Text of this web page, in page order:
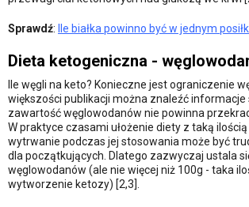
Sprawdź: Ile białka powinno być w jednym
Dieta ketogeniczna -
Ile węgli na keto? Konieczne jest ograniczenie
większości publikacji można znaleźć informacje
zawartość węglowodanów nie powinna
W praktyce czasami ułożenie diety z taką
wytrwanie podczas jej stosowania może być
dla początkujących. Dlatego zazwyczaj ustala
węglowodanów (ale nie więcej niż 100g - taka
wytworzenie ketozy) [2,3].